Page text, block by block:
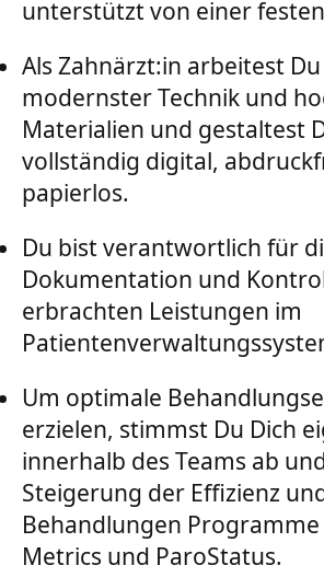
unterstützt von einer
Als Zahnärzt:in arbeitest
modernster Technik und
Materialien und gestaltest
vollständig digital,
papierlos.
Du bist verantwortlich für
Dokumentation und
erbrachten Leistungen im
Um optimale
erzielen, stimmst Du Dich
innerhalb des Teams ab
Steigerung der Effizienz
Behandlungen Programme
Metrics und ParoStatus.